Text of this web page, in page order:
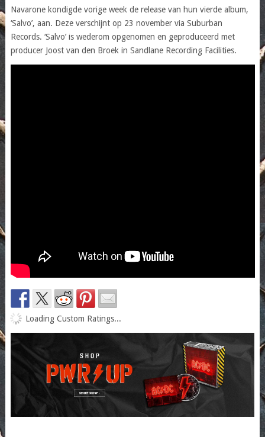
Navarone kondigde vorige week de release van hun vierde album,
‘Salvo’, aan. Deze verschijnt op 23 november via Suburban
Records. ‘Salvo’ is wederom opgenomen en geproduceerd met
producer Joost van den Broek in Sandlane Recording Facilities.
Loading Custom Ratings...